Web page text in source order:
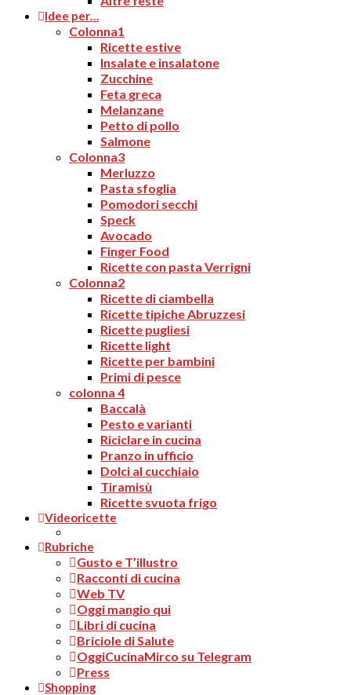
Idee per…
Colonna1
Ricette estive
Insalate e insalatone
Zucchine
Feta greca
Melanzane
Petto di pollo
Salmone
Colonna3
Merluzzo
Pasta sfoglia
Pomodori secchi
Speck
Avocado
Finger Food
Ricette con pasta Verrigni
Colonna2
Ricette di ciambella
Ricette tipiche Abruzzesi
Ricette pugliesi
Ricette light
Ricette per bambini
Primi di pesce
colonna 4
Baccalà
Pesto e varianti
Riciclare in cucina
Pranzo in ufficio
Dolci al cucchiaio
Tiramisù
Ricette svuota frigo
Videoricette
Rubriche
Gusto e T’illustro
Racconti di cucina
Web TV
Oggi mangio qui
Libri di cucina
Briciole di Salute
OggiCucinaMirco su Telegram
Press
Shopping